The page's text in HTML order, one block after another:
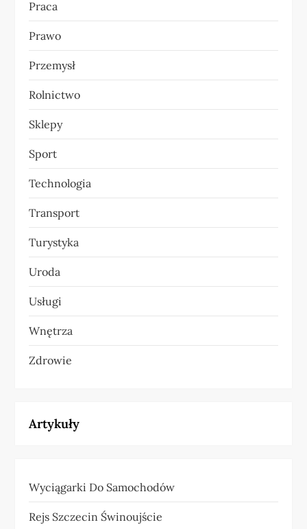
Praca
Prawo
Przemysł
Rolnictwo
Sklepy
Sport
Technologia
Transport
Turystyka
Uroda
Usługi
Wnętrza
Zdrowie
Artykuły
Wyciągarki Do Samochodów
Rejs Szczecin Świnoujście